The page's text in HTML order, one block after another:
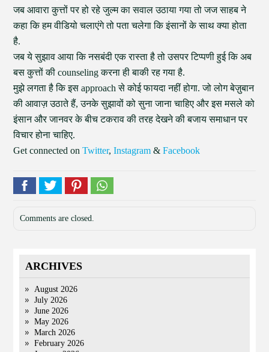
जब आवारा कुत्तों पर हो रहे जुल्म का सवाल उठाया गया तो जज साहब ने
कहा कि हम वीडियो चलाएंगे तो पता चलेगा कि इंसानों के साथ क्या होता
है.
जब ये सुझाव आया कि नसबंदी एक रास्ता है तो उसपर टिप्पणी हुई कि अब
बस कुत्तों की counseling करना ही बाकी रह गया है.
मुझे लगता है कि इस approach से कोई फायदा नहीं होगा. जो लोग बेज़ुबान
की आवाज़ उठाते हैं, उनके सुझावों को सुना जाना चाहिए और इस मसले को
इंसान और जानवर के बीच टकराव की तरह देखने की बजाय समाधान पर
विचार होना चाहिए.
Get connected onTwitter,Instagram &Facebook
Comments are closed.
ARCHIVES
August 2026
July 2026
June 2026
May 2026
March 2026
February 2026